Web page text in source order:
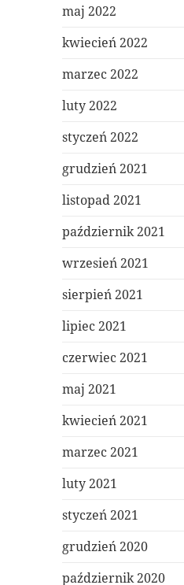
maj 2022
kwiecień 2022
marzec 2022
luty 2022
styczeń 2022
grudzień 2021
listopad 2021
październik 2021
wrzesień 2021
sierpień 2021
lipiec 2021
czerwiec 2021
maj 2021
kwiecień 2021
marzec 2021
luty 2021
styczeń 2021
grudzień 2020
październik 2020